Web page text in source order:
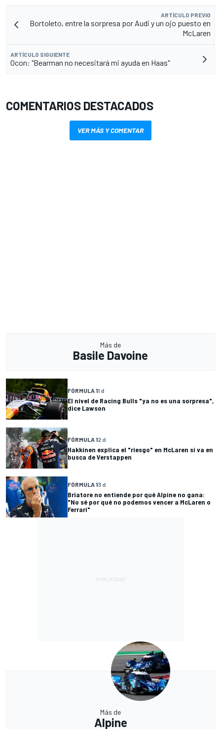
ARTÍCULO PREVIO
Bortoleto, entre la sorpresa por Audi y un ojo puesto en
McLaren
ARTÍCULO SIGUIENTE
Ocon: "Bearman no necesitará mi ayuda en Haas"
COMENTARIOS DESTACADOS
VER MÁS Y COMENTAR
Más de
Basile Davoine
FÓRMULA 11 d
El nivel de Racing Bulls "ya no es una sorpresa",
dice Lawson
FÓRMULA 12 d
Hakkinen explica el "riesgo" en McLaren si va en
busca de Verstappen
FÓRMULA 13 d
Briatore no entiende por qué Alpine no gana:
"No sé por qué no podemos vencer a McLaren o
Ferrari"
Más de
Alpine